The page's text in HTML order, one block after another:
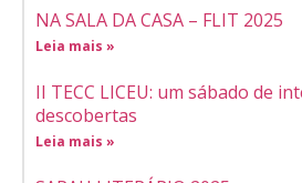
NA SALA DA CASA – FLIT 2025
Leia mais »
II TECC LICEU: um sábado de
descobertas
Leia mais »